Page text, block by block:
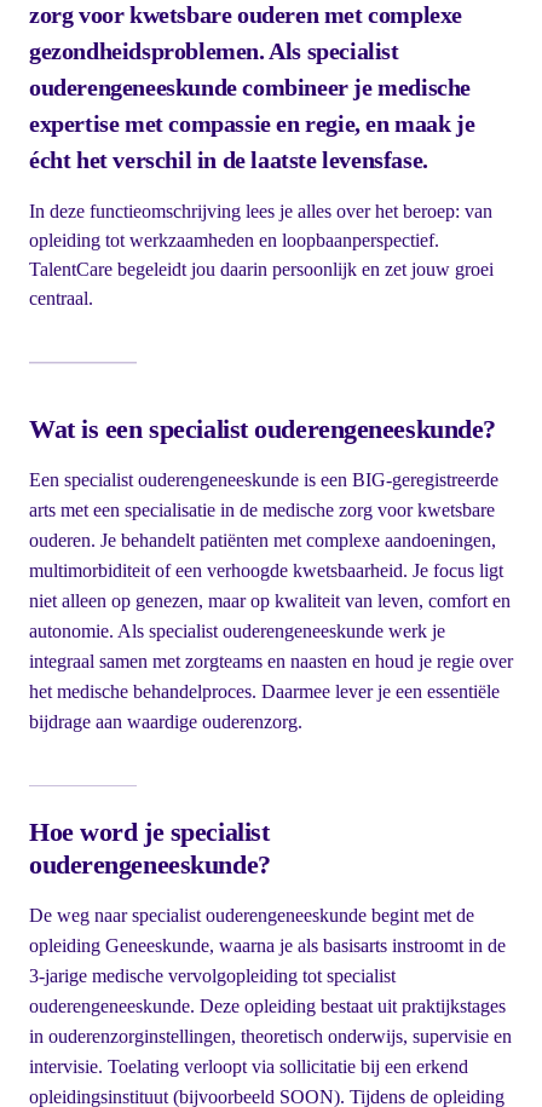
zorg voor kwetsbare ouderen met complexe
gezondheidsproblemen. Als specialist
ouderengeneeskunde combineer je medische
expertise met compassie en regie, en maak je
écht het verschil in de laatste levensfase.
In deze functieomschrijving lees je alles over het beroep: van
opleiding tot werkzaamheden en loopbaanperspectief.
TalentCare begeleidt jou daarin persoonlijk en zet jouw groei
centraal.
Wat is een specialist ouderengeneeskunde?
Een specialist ouderengeneeskunde is een BIG-geregistreerde
arts met een specialisatie in de medische zorg voor kwetsbare
ouderen. Je behandelt patiënten met complexe aandoeningen,
multimorbiditeit of een verhoogde kwetsbaarheid. Je focus ligt
niet alleen op genezen, maar op kwaliteit van leven, comfort en
autonomie. Als specialist ouderengeneeskunde werk je
integraal samen met zorgteams en naasten en houd je regie over
het medische behandelproces. Daarmee lever je een essentiële
bijdrage aan waardige ouderenzorg.
Hoe word je specialist
ouderengeneeskunde?
De weg naar specialist ouderengeneeskunde begint met de
opleiding Geneeskunde, waarna je als basisarts instroomt in de
3-jarige medische vervolgopleiding tot specialist
ouderengeneeskunde. Deze opleiding bestaat uit praktijkstages
in ouderenzorginstellingen, theoretisch onderwijs, supervisie en
intervisie. Toelating verloopt via sollicitatie bij een erkend
opleidingsinstituut (bijvoorbeeld SOON). Tijdens de opleiding